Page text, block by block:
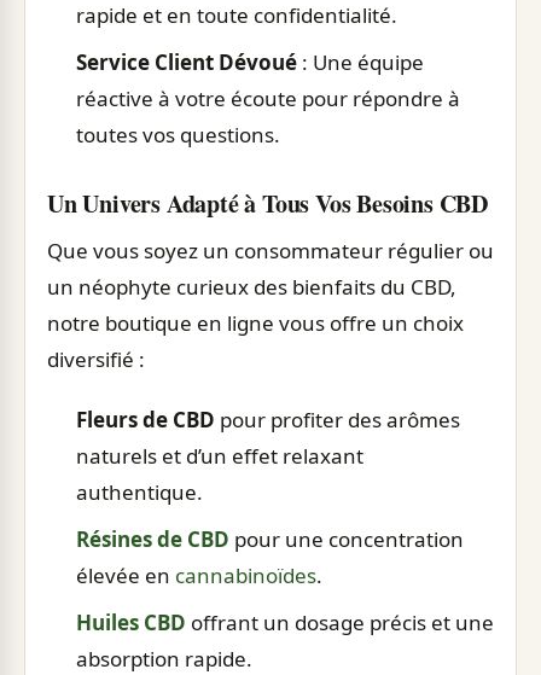
rapide et en toute confidentialité.
Service Client Dévoué : Une équipe
réactive à votre écoute pour répondre à
toutes vos questions.
Un Univers Adapté à Tous Vos Besoins CBD
Que vous soyez un consommateur régulier ou
un néophyte curieux des bienfaits du CBD,
notre boutique en ligne vous offre un choix
diversifié :
Fleurs de CBD pour profiter des arômes
naturels et d’un effet relaxant
authentique.
Résines de CBD pour une concentration
élevée en cannabinoïdes.
Huiles CBD offrant un dosage précis et une
absorption rapide.